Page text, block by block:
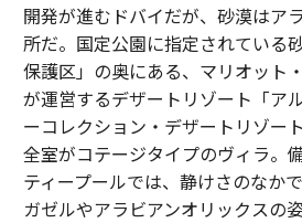
開発が進むドバイだが、砂漠はア
所だ。国定公園に指定されている
保護区」の奥にある、マリオット
が運営するデザートリゾート「ア
ーコレクション・デザートリゾ
全室がコテージタイプのヴィラ。
ティープールでは、静けさのなか
ガゼルやアラビアンオリックスの